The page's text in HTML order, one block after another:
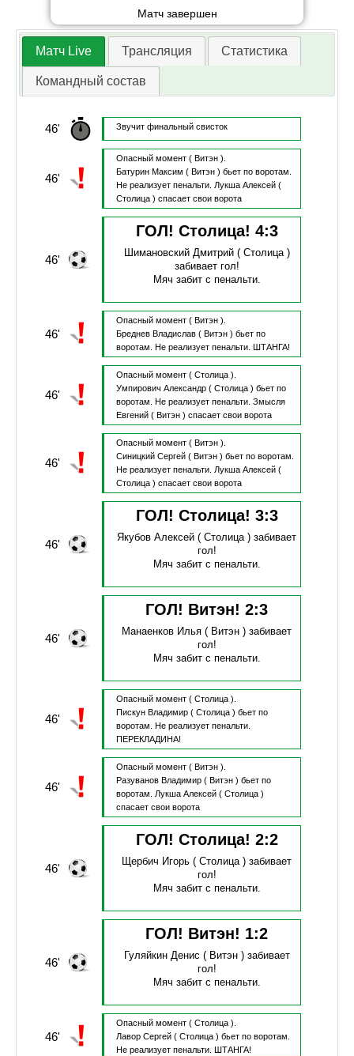
Матч завершен
Матч Live Трансляция Статистика
Командный состав
46' Звучит финальный свисток
46'
Опасный момент ( Витэн ).
Батурин Максим ( Витэн ) бьет по воротам.
Не реализует пенальти. Лукша Алексей(
Столица ) спасает свои ворота
46'
ГОЛ! Столица! 4:3
Шимановский Дмитрий( Столица )
забивает гол!
Мяч забит с пенальти.
46'
Опасный момент ( Витэн ).
Бреднев Владислав( Витэн ) бьет по
воротам.
Не реализует пенальти. ШТАНГА!
46'
Опасный момент ( Столица ).
Умпирович Александр( Столица ) бьет по
воротам.
Не реализует пенальти. Змысля
Евгений( Витэн ) спасает свои ворота
46'
Опасный момент ( Витэн ).
Синицкий Сергей( Витэн ) бьет по воротам.
Не реализует пенальти. Лукша Алексей(
Столица ) спасает свои ворота
46'
ГОЛ! Столица! 3:3
Якубов Алексей ( Столица )забивает
гол!
Мяч забит с пенальти.
46'
ГОЛ! Витэн!2:3
Манаенков Илья ( Витэн )забивает
гол!
Мяч забит с пенальти.
46'
Опасный момент ( Столица ).
Пискун Владимир( Столица ) бьет по
воротам.
Не реализует пенальти.
ПЕРЕКЛАДИНА!
46'
Опасный момент ( Витэн ).
Разуванов Владимир( Витэн ) бьет по
воротам.
Лукша Алексей( Столица )
спасает свои ворота
46'
ГОЛ! Столица! 2:2
Щербич Игорь ( Столица )забивает
гол!
Мяч забит с пенальти.
46'
ГОЛ! Витэн! 1:2
Гуляйкин Денис ( Витэн ) забивает
гол!
Мяч забит с пенальти.
46'
Опасный момент ( Столица ).
Лавор Сергей( Столица ) бьет по воротам.
Не реализует пенальти.
ШТАНГА!